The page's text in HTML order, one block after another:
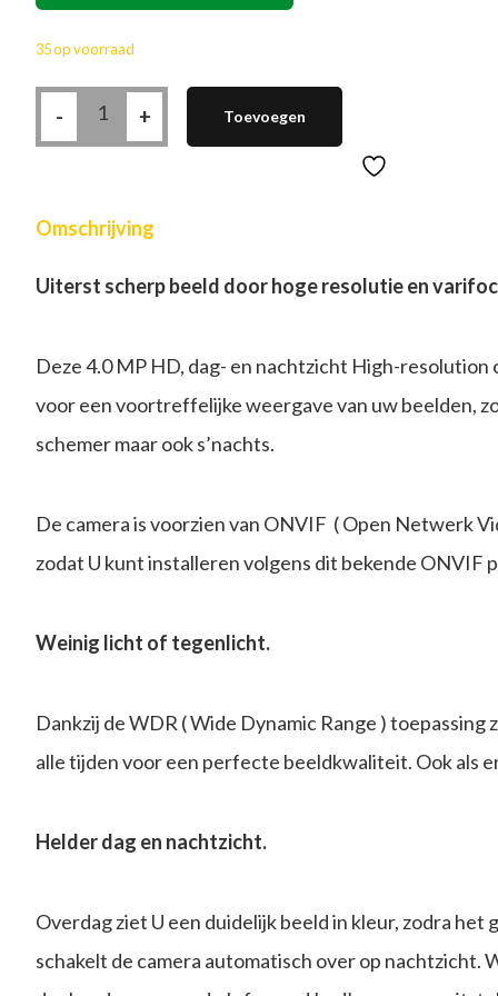
35 op voorraad
-
Q-
See
IP
/
MIC
+ Toevoegen
Omschrijving
Uiterst scherp beeld door hoge resolutie en
Deze 4.0 MP HD, dag- en nachtzicht High-resolution
voor een voortreffelijke weergave van uw beelden,
schemer maar ook s’nachts.
De camera is voorzien van ONVIF ( Open Netwerk
zodat U kunt installeren volgens dit bekende ONVIF
Weinig licht of tegenlicht.
Dankzij de WDR ( Wide Dynamic Range ) toepassing
alle tijden voor een perfecte beeldkwaliteit. Ook als
Helder dag en nachtzicht.
Overdag ziet U een duidelijk beeld in kleur, zodra het
schakelt de camera automatisch over op nachtzicht.